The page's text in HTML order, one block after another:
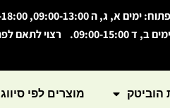
פתוח: ימים א, ג, ה 09:00-13:00, 16:00-18:00
ימים ב, ד 09:00-15:00. רצוי לתאם לפני ההגעה
הוביטק מוצרים לפי סיווג